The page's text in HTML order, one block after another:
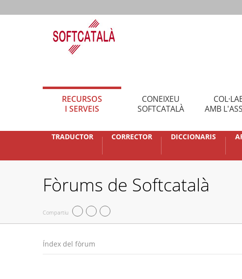
RECURSOS
I SERVEIS
CONEIXEU
SOFTCATALÀ
AMB
TRADUCTOR CORRECTOR DICCIONARIS
Fòrums de Softcatalà
Compartiu
Índex del fòrum